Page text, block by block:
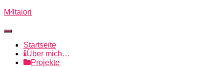
M4taiori
Navigation
umschalten
Startseite
Über mich…
Projekte